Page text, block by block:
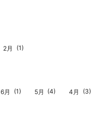
2月 (1)
6月 (1) 5月 (4) 4月 (3)